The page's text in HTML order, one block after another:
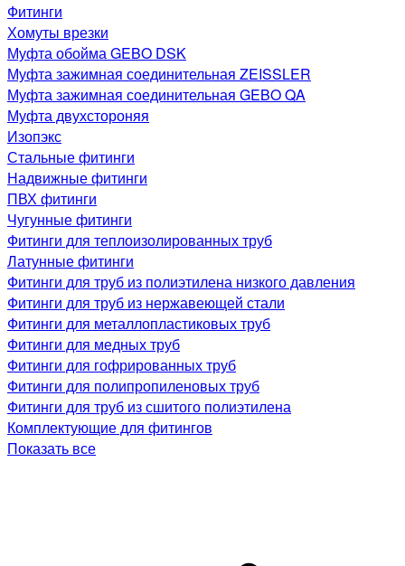
Фитинги
Хомуты врезки
Муфта обойма GEBO DSK
Муфта зажимная соединительная ZEISSLER
Муфта зажимная соединительная GEBO QA
Муфта двухстороняя
Изопэкс
Стальные фитинги
Надвижные фитинги
ПВХ фитинги
Чугунные фитинги
Фитинги для теплоизолированных труб
Латунные фитинги
Фитинги для труб из полиэтилена низкого давления
Фитинги для труб из нержавеющей стали
Фитинги для металлопластиковых труб
Фитинги для медных труб
Фитинги для гофрированных труб
Фитинги для полипропиленовых труб
Фитинги для труб из сшитого полиэтилена
Комплектующие для фитингов
Показать все